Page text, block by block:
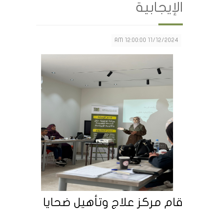
الإيجابية
11/12/2024 12:00:00 AM
قام مركز علاج وتأهيل ضحايا